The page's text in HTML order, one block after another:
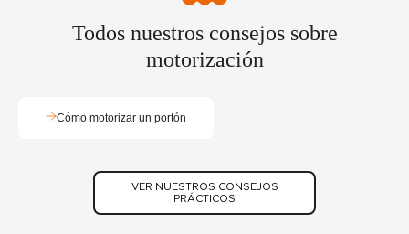
Todos nuestros consejos sobre
motorización
Cómo motorizar un portón
VER NUESTROS CONSEJOS
PRÁCTICOS